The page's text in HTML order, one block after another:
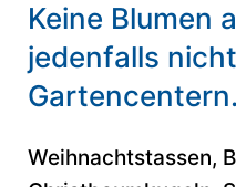
Keine Blumen
jedenfalls
Gartencentern.
Weihnachtstassen,